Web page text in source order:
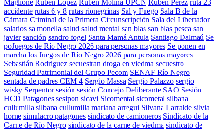
Maglione Rubén López Ruben Molina UPCN Rubén Pérez ruta 23
accidente rutas 6 y 8 rutas rionegrinas Sal y Fuego Sala B de la
Cámara Criminal de la Primera Circunscripción Sala del Libertador
salarios salmonella salud salud mental san blas san blas pesca san
javier sanción sandro fogel Santa Mamá Antula Santiago Dalmaú Se
poJuegos de Río Negro 2026 para personas mayores Se ponen en
marcha los Juegos de Río Negro 2026 para personas mayores
Sebastián Rodriguez secuestran droga en viedma secuestro
Seguridad Patrimonial del Grupo Pecom SENAF Río Negro
sentada de padres CEM 4 Sergio Massa Sergio Palazzo sergio
wisky Serpentor sesión sesión Concejo Deliberante SAO Sesión
HCD Patagones sesipon sicavi Sicomental sicometal silbana
cullumilla silbana cullumilla mariana arregui Silvana Larralde silvia
horne simulacro patagones sindicato de camioneros Sindicato de la
Carne de Río Negro sindicato de la carne de viedma sindicato de